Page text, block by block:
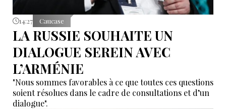
14:27 Caucase
LA RUSSIE SOUHAITE UN
DIALOGUE SEREIN AVEC
L’ARMÉNIE
"Nous sommes favorables à ce que toutes ces questions
soient résolues dans le cadre de consultations et d’un
dialogue".